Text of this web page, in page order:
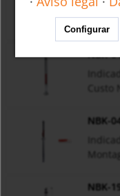
Mini
NBK-
Custo
NBK-
NBK-
Configurar